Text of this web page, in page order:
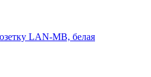
LAN-MB, белая